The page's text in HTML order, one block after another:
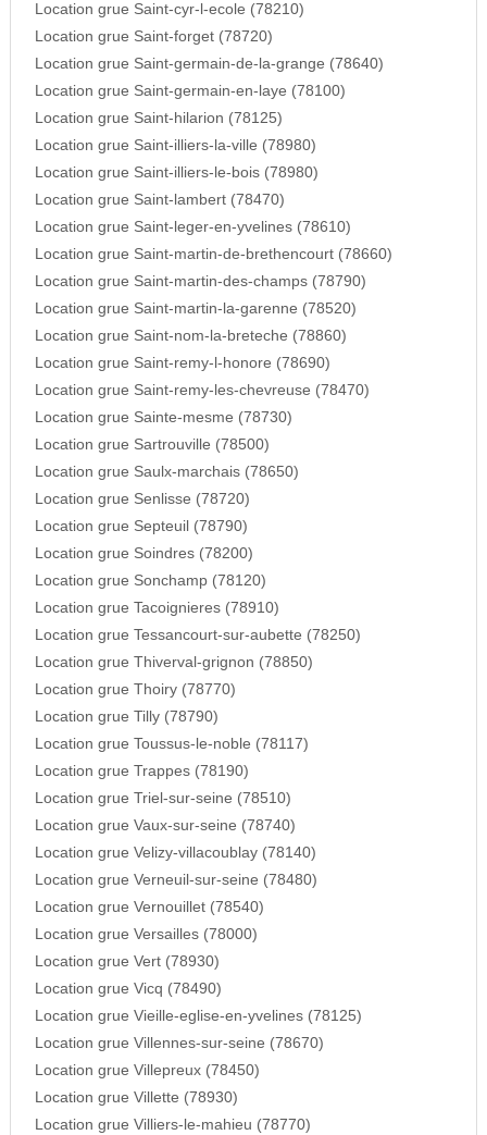
Location grue Saint-cyr-l-ecole (78210)
Location grue Saint-forget (78720)
Location grue Saint-germain-de-la-grange (78640)
Location grue Saint-germain-en-laye (78100)
Location grue Saint-hilarion (78125)
Location grue Saint-illiers-la-ville (78980)
Location grue Saint-illiers-le-bois (78980)
Location grue Saint-lambert (78470)
Location grue Saint-leger-en-yvelines (78610)
Location grue Saint-martin-de-brethencourt (78660)
Location grue Saint-martin-des-champs (78790)
Location grue Saint-martin-la-garenne (78520)
Location grue Saint-nom-la-breteche (78860)
Location grue Saint-remy-l-honore (78690)
Location grue Saint-remy-les-chevreuse (78470)
Location grue Sainte-mesme (78730)
Location grue Sartrouville (78500)
Location grue Saulx-marchais (78650)
Location grue Senlisse (78720)
Location grue Septeuil (78790)
Location grue Soindres (78200)
Location grue Sonchamp (78120)
Location grue Tacoignieres (78910)
Location grue Tessancourt-sur-aubette (78250)
Location grue Thiverval-grignon (78850)
Location grue Thoiry (78770)
Location grue Tilly (78790)
Location grue Toussus-le-noble (78117)
Location grue Trappes (78190)
Location grue Triel-sur-seine (78510)
Location grue Vaux-sur-seine (78740)
Location grue Velizy-villacoublay (78140)
Location grue Verneuil-sur-seine (78480)
Location grue Vernouillet (78540)
Location grue Versailles (78000)
Location grue Vert (78930)
Location grue Vicq (78490)
Location grue Vieille-eglise-en-yvelines (78125)
Location grue Villennes-sur-seine (78670)
Location grue Villepreux (78450)
Location grue Villette (78930)
Location grue Villiers-le-mahieu (78770)